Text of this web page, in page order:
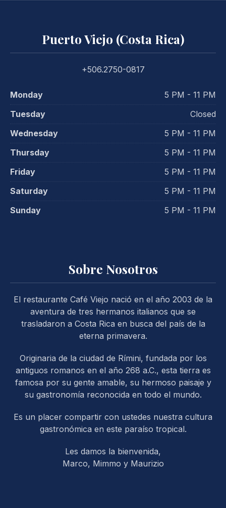
Puerto Viejo (Costa Rica)
+506.2750-0817
Monday
5 PM - 11 PM
Tuesday
Closed
Wednesday
5 PM - 11 PM
Thursday
5 PM - 11 PM
Friday
5 PM - 11 PM
Saturday
5 PM - 11 PM
Sunday
5 PM - 11 PM
Sobre Nosotros
El restaurante Café Viejo nació en el año 2003 de la
aventura de tres hermanos italianos que se
trasladaron a Costa Rica en busca del país de la
eterna primavera.
Originaria de la ciudad de Rímini, fundada por los
antiguos romanos en el año 268 a.C., esta tierra es
famosa por su gente amable, su hermoso paisaje y
su gastronomía reconocida en todo el mundo.
Es un placer compartir con ustedes nuestra cultura
gastronómica en este paraíso tropical.
Les damos la bienvenida,
Marco, Mimmo y Maurizio